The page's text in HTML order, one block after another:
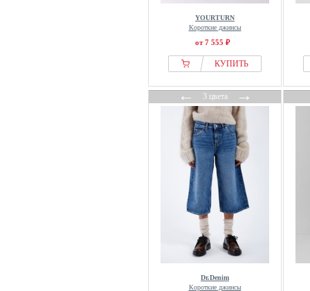
YOURTURN
Короткие джинсы
от 7 555 ₽
КУПИТЬ
←3 цвета→
Dr.Denim
Короткие джинсы